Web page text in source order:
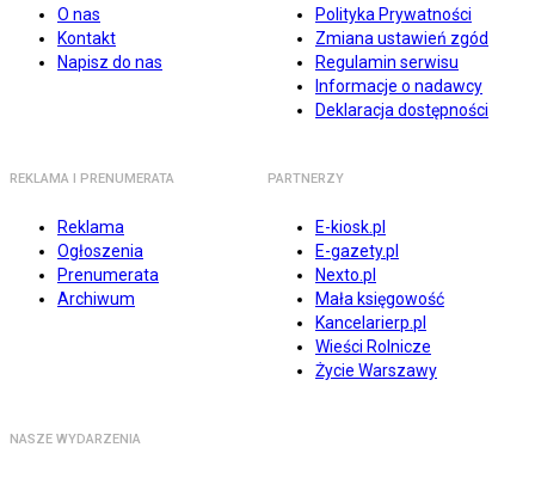
O nas
Kontakt
Napisz do nas
Polityka Prywatności
Zmiana ustawień zgód
Regulamin serwisu
Informacje o nadawcy
Deklaracja dostępności
REKLAMA I PRENUMERATA
Reklama
Ogłoszenia
Prenumerata
Archiwum
PARTNERZY
E-kiosk.pl
E-gazety.pl
Nexto.pl
Mała księgowość
Kancelarierp.pl
Wieści Rolnicze
Życie Warszawy
NASZE WYDARZENIA